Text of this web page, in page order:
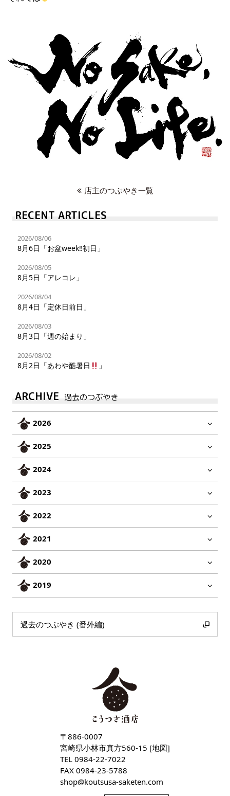
店主のつぶやき一覧
RECENT ARTICLES
2026/08/06
8月6日「お盆week‼︎初日」
2026/08/05
8月5日「アレコレ」
2026/08/04
8月4日「定休日前日」
2026/08/03
8月3日「週の始まり」
2026/08/02
8月2日「あわや酷暑日 」
ARCHIVE 過去のつぶやき
2026
2025
2024
2023
2022
2021
2020
2019
過去のつぶやき (番外編)
〒886-0007
宮崎県小林市真方560-15 [地図]
TEL 0984-22-7022
FAX 0984-23-5788
shop
koutsusa-saketen com